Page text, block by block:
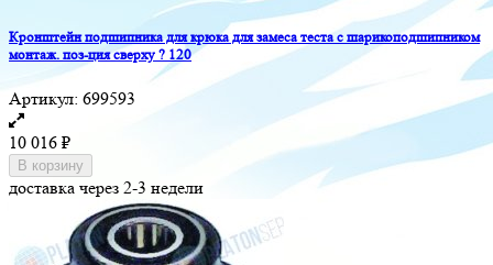
Кронштейн подшипника для крюка для замеса теста с шарикоподшипником
монтаж. поз-ция сверху ? 120
Артикул: 699593
10 016 ₽
В корзину
доставка через 2-3 недели